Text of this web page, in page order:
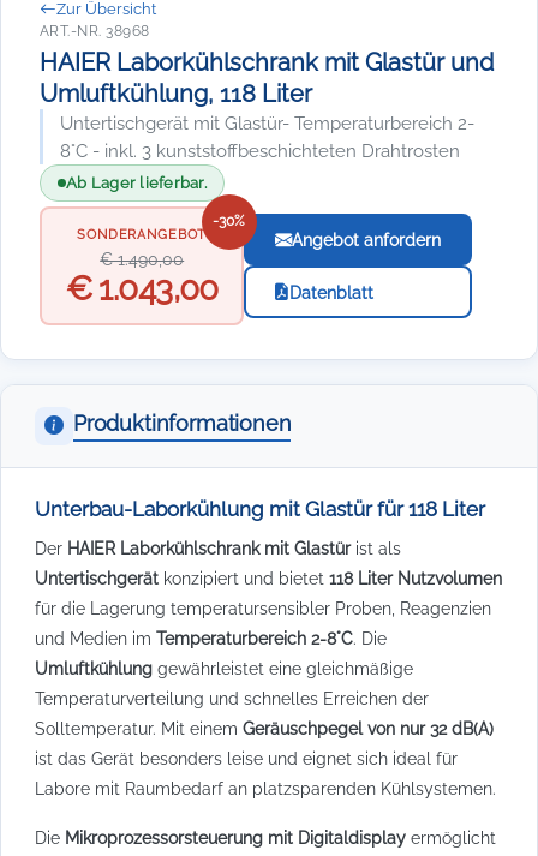
Zur Übersicht
ART.-NR. 38968
HAIER Laborkühlschrank mit Glastür und
Umluftkühlung, 118 Liter
Untertischgerät mit Glastür- Temperaturbereich 2-
8°C - inkl. 3 kunststoffbeschichteten Drahtrosten
Ab Lager lieferbar.
-30%
SONDERANGEBOT
€ 1.490,00
€ 1.043,00
Angebot anfordern
Datenblatt
Produktinformationen
Unterbau-Laborkühlung mit Glastür für 118 Liter
Der HAIER Laborkühlschrank mit Glastürist als
Untertischgerät konzipiert und bietet 118 Liter Nutzvolumen
für die Lagerung temperatursensibler Proben, Reagenzien
und Medien im Temperaturbereich 2-8°C. Die
Umluftkühlung gewährleistet eine gleichmäßige
Temperaturverteilung und schnelles Erreichen der
Solltemperatur. Mit einem Geräuschpegel von nur 32 dB(A)
ist das Gerät besonders leise und eignet sich ideal für
Labore mit Raumbedarf an platzsparenden Kühlsystemen.
Die Mikroprozessorsteuerung mit Digitaldisplay ermöglicht